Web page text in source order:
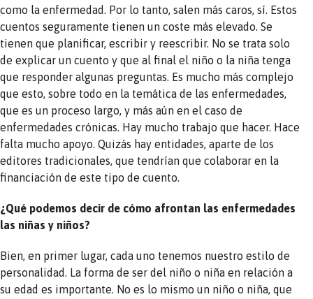
como la enfermedad. Por lo tanto, salen más caros, sí. Estos
cuentos seguramente tienen un coste más elevado. Se
tienen que planificar, escribir y reescribir. No se trata solo
de explicar un cuento y que al final el niño o la niña tenga
que responder algunas preguntas. Es mucho más complejo
que esto, sobre todo en la temática de las enfermedades,
que es un proceso largo, y más aún en el caso de
enfermedades crónicas. Hay mucho trabajo que hacer. Hace
falta mucho apoyo. Quizás hay entidades, aparte de los
editores tradicionales, que tendrían que colaborar en la
financiación de este tipo de cuento.
¿Qué podemos decir de cómo afrontan las enfermedades
las niñas y niños?
Bien, en primer lugar, cada uno tenemos nuestro estilo de
personalidad. La forma de ser del niño o niña en relación a
su edad es importante. No es lo mismo un niño o niña, que